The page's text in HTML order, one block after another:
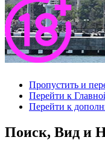
Пропустить и
Перейти к
Перейти к
Поиск, Вид и